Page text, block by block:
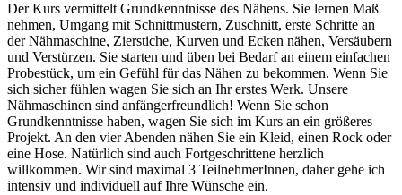
Der Kurs vermittelt Grundkenntnisse des Nähens. Sie lernen Maß
nehmen, Umgang mit Schnittmustern, Zuschnitt, erste Schritte an
der Nähmaschine, Zierstiche, Kurven und Ecken nähen, Versäubern
und Verstürzen. Sie starten und üben bei Bedarf an einem einfachen
Probestück, um ein Gefühl für das Nähen zu bekommen. Wenn Sie
sich sicher fühlen wagen Sie sich an Ihr erstes Werk. Unsere
Nähmaschinen sind anfängerfreundlich! Wenn Sie schon
Grundkenntnisse haben, wagen Sie sich im Kurs an ein größeres
Projekt. An den vier Abenden nähen Sie ein Kleid, einen Rock oder
eine Hose. Natürlich sind auch Fortgeschrittene herzlich
willkommen. Wir sind maximal 3 TeilnehmerInnen, daher gehe ich
intensiv und individuell auf Ihre Wünsche ein.